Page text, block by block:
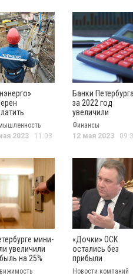
на
падения
2023 11:03
Банки Петербурга
за 2022 год
увеличили
прибыль в 2,3 раза
Финансы
12 мая 2023
мини-
увеличили
на 25%
«Дочки» ОСК
остались без
прибыли
Новости компаний